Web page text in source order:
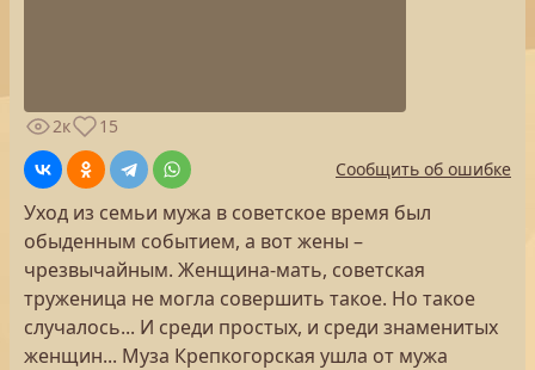
2к
15
Сообщить об ошибке
Уход из семьи мужа в советское время был
обыденным событием, а вот жены –
чрезвычайным. Женщина-мать, советская
труженица не могла совершить такое. Но такое
случалось... И среди простых, и среди знаменитых
женщин... Муза Крепкогорская ушла от мужа